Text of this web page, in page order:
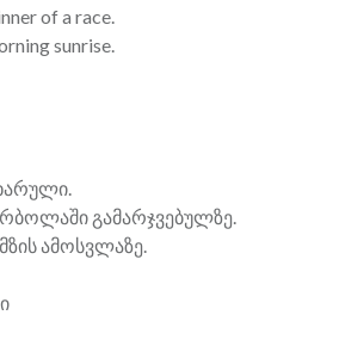
of a race.
sunrise.
გამარჯვებულზე.
ამოსვლაზე.